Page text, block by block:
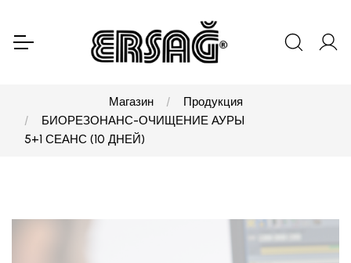
Магазин
Продукция
БИОРЕЗОНАНС-ОЧИЩЕНИЕ АУРЫ
5+1 СЕАНС (10 ДНЕЙ)